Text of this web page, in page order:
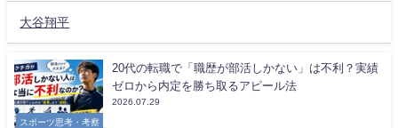
大谷翔平
スポーツ思考・考察
20代の転職で「職歴が部活しかない」は不利？実績
ゼロから内定を勝ち取るアピール法
2026.07.29